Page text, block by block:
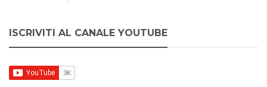
ISCRIVITI AL CANALE YOUTUBE